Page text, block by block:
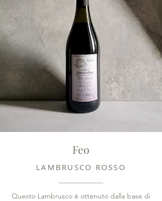
Feo
LAMBRUSCO ROSSO
Questo Lambrusco è ottenuto dalla base di